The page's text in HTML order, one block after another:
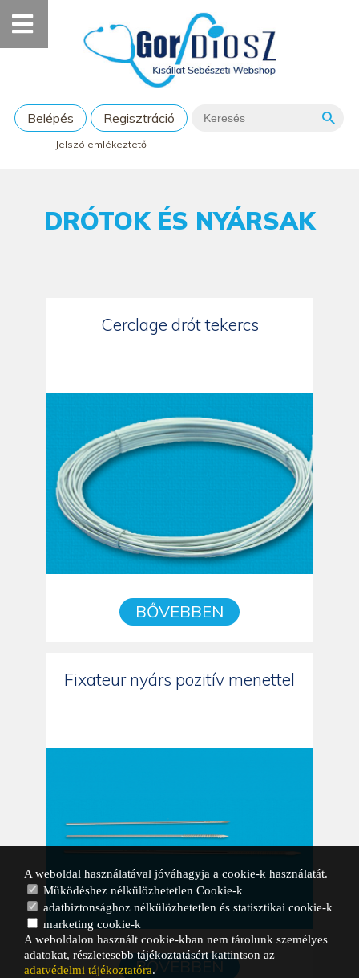
Belépés Regisztráció
Jelszó emlékeztető
DRÓTOK ÉS NYÁRSAK
Cerclage drót tekercs
BŐVEBBEN
Fixateur nyárs pozitív menettel
BŐVEBBEN
A weboldal használatával jóváhagyja a cookie-k használatát.
Működéshez nélkülözhetetlen Cookie-k
adatbiztonsághoz nélkülözhetetlen és statisztikai cookie-k
marketing cookie-k
A weboldalon használt cookie-kban nem tárolunk személyes
adatokat, részletesebb tájékoztatásért kattintson az
adatvédelmi tájékoztatóra.